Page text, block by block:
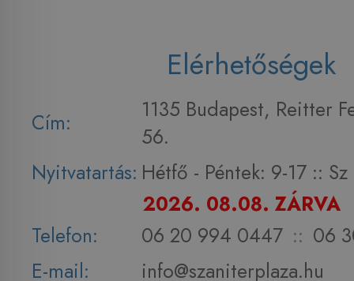
Elérhetőségek
Cím:
1135 Budapest, Reitter
56.
Nyitvatartás: Hétfő - Péntek: 9-17 :: Sz
2026. 08.08. ZÁRVA
Telefon:
06 20 994 0447 :: 06
E-mail:
info@szaniterplaza.hu